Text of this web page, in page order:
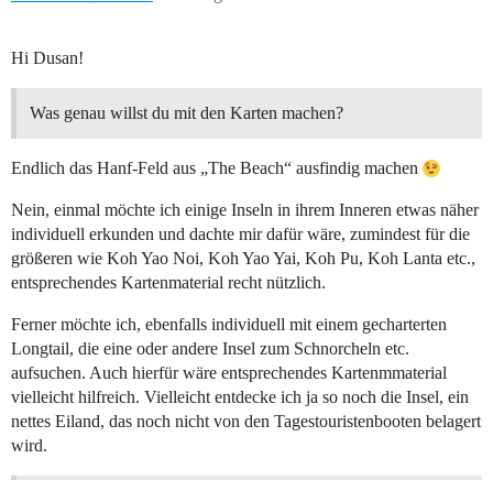
Hi Dusan!
Was genau willst du mit den Karten machen?
Endlich das Hanf-Feld aus „The Beach“ ausfindig machen
Nein, einmal möchte ich einige Inseln in ihrem Inneren etwas näher
individuell erkunden und dachte mir dafür wäre, zumindest für die
größeren wie Koh Yao Noi, Koh Yao Yai, Koh Pu, Koh Lanta etc.,
entsprechendes Kartenmaterial recht nützlich.
Ferner möchte ich, ebenfalls individuell mit einem gecharterten
Longtail, die eine oder andere Insel zum Schnorcheln etc.
aufsuchen. Auch hierfür wäre entsprechendes Kartenmmaterial
vielleicht hilfreich. Vielleicht entdecke ich ja so noch die Insel, ein
nettes Eiland, das noch nicht von den Tagestouristenbooten belagert
wird.